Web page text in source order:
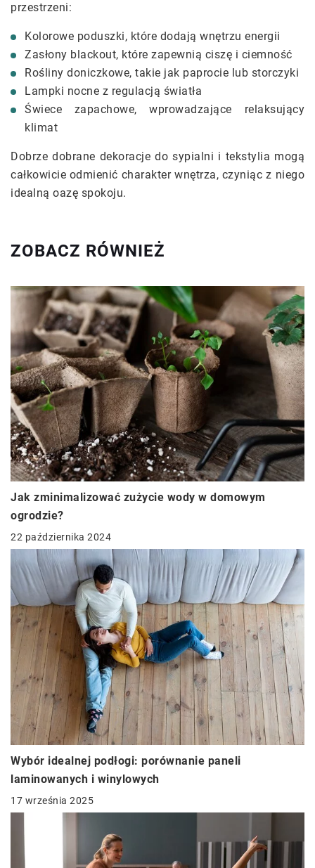
przestrzeni:
Kolorowe poduszki, które dodają wnętrzu energii
Zasłony blackout, które zapewnią ciszę i ciemność
Rośliny doniczkowe, takie jak paprocie lub storczyki
Lampki nocne z regulacją światła
Świece zapachowe, wprowadzające relaksujący
klimat
Dobrze dobrane dekoracje do sypialni i tekstylia mogą
całkowicie odmienić charakter wnętrza, czyniąc z niego
idealną oazę spokoju.
ZOBACZ RÓWNIEŻ
Jak zminimalizować zużycie wody w domowym
ogrodzie?
22 października 2024
Wybór idealnej podłogi: porównanie paneli
laminowanych i winylowych
17 września 2025